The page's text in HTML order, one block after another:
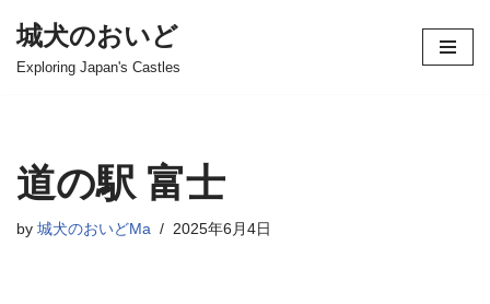
コ
ツ
へ
キ
城犬のおいど
Exploring Japan's Castles
道の駅 富士
by 城犬のおいどMa 2025年6月4日